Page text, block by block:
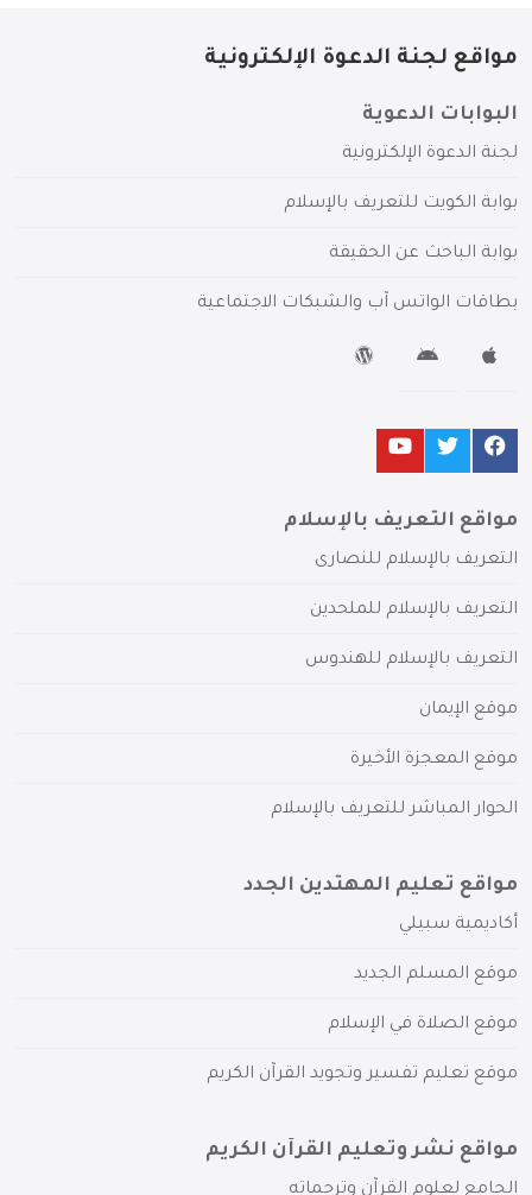
مواقع لجنة الدعوة الإلكترونية
البوابات الدعوية
لجنة الدعوة الإلكترونية
بوابة الكويت للتعريف بالإسلام
بوابة الباحث عن الحقيقة
بطاقات الواتس آب والشبكات الاجتماعية
مواقع التعريف بالإسلام
التعريف بالإسلام للنصارى
التعريف بالإسلام للملحدين
التعريف بالإسلام للهندوس
موقع الإيمان
موقع المعجزة الأخيرة
الحوار المباشر للتعريف بالإسلام
مواقع تعليم المهتدين الجدد
أكاديمية سبيلي
موقع المسلم الجديد
موقع الصلاة في الإسلام
موقع تعليم تفسير وتجويد القرآن الكريم
مواقع نشر وتعليم القرآن الكريم
الجامع لعلوم القرآن وترجماته